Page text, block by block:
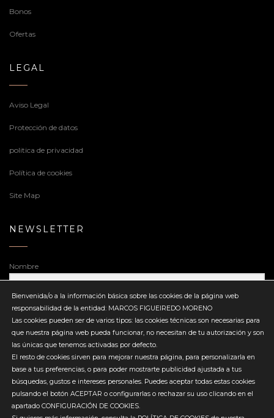
Bonos
Ofertas
LEGAL
Aviso Legal
Protección de datos
politica de privacidad
Política de cookies
Site Map
NEWSLETTER
Nombre
Dirección de correo electrónico
Enviar
Bienvenida/o a la información básica sobre las cookies de la página web
responsabilidad de la entidad: MARCOS FIGUEIREDO MORENO
Las cookies pueden ser de varios tipos: las cookies técnicas son necesarias para
que nuestra página web pueda funcionar, no necesitan de tu autorización y son
las únicas que tenemos activadas por defecto.
El resto de cookies sirven para mejorar nuestra página, para personalizarla en
base a tus preferencias, o para poder mostrarte publicidad ajustada a tus
búsquedas, gustos e intereses personales. Puedes aceptar todas estas cookies
pulsando el botón ACEPTAR o configurarlas o rechazar su uso clicando en el
apartado CONFIGURACIÓN DE COOKIES.